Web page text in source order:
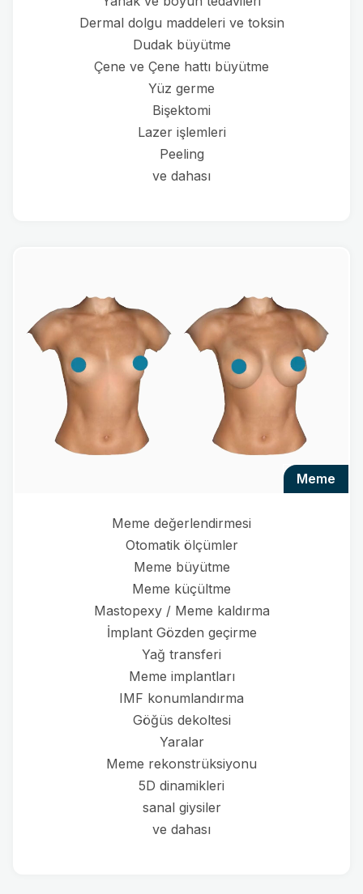
Dermal dolgu maddeleri ve toksin
Dudak büyütme
Çene ve Çene hattı büyütme
Yüz germe
Bişektomi
Lazer işlemleri
Peeling
ve dahası
meme
Meme değerlendirmesi
Otomatik ölçümler
Meme büyütme
Meme küçültme
Mastopexy / Meme kaldırma
İmplant Gözden geçirme
Yağ transferi
Meme implantları
IMF konumlandırma
Göğüs dekoltesi
Yaralar
Meme rekonstrüksiyonu
5D dinamikleri
sanal giysiler
ve dahası